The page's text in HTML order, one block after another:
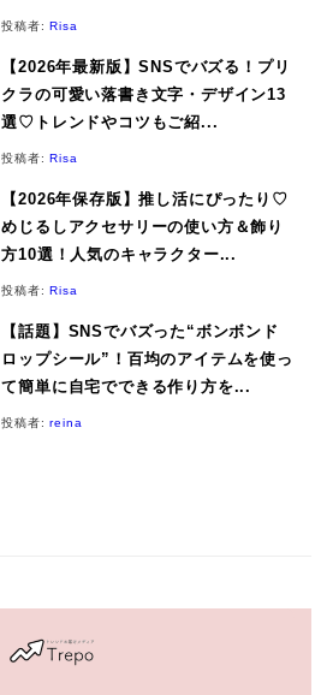
投稿者:Risa
【2026年最新版】SNSでバズる！プリ
クラの可愛い落書き文字・デザイン13
選♡トレンドやコツもご紹...
投稿者:Risa
【2026年保存版】推し活にぴったり♡
めじるしアクセサリーの使い方＆飾り
方10選！人気のキャラクター...
投稿者:Risa
【話題】SNSでバズった“ボンボンド
ロップシール”！百均のアイテムを使っ
て簡単に自宅でできる作り方を...
投稿者:reina